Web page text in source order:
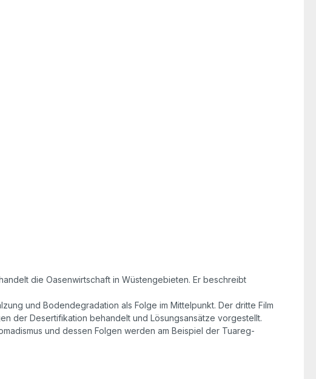
die Oasenwirtschaft in Wüstengebieten. Er beschreibt
und Bodendegradation als Folge im Mittelpunkt. Der dritte Film
der Desertifikation behandelt und Lösungsansätze vorgestellt.
und dessen Folgen werden am Beispiel der Tuareg-